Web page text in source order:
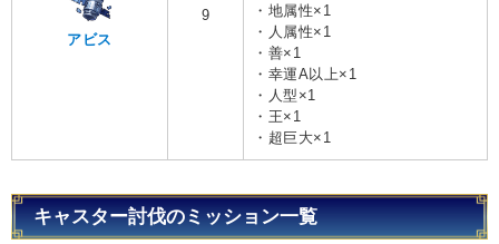
アビス
9
・地属性×1
・人属性×1
・善×1
・幸運A以上×1
・人型×1
・王×1
・超巨大×1
キャスター討伐のミッション一覧